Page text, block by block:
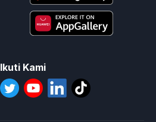
Ikuti Kami